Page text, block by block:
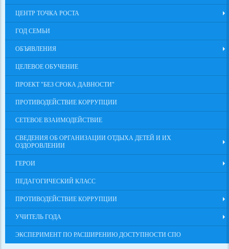
ЦЕНТР ТОЧКА РОСТА
ГОД СЕМЬИ
ОБЪЯВЛЕНИЯ
ЦЕЛЕВОЕ ОБУЧЕНИЕ
ПРОЕКТ "БЕЗ СРОКА ДАВНОСТИ"
ПРОТИВОДЕЙСТВИЕ КОРРУПЦИИ
СЕТЕВОЕ ВЗАИМОДЕЙСТВИЕ
СВЕДЕНИЯ ОБ ОРГАНИЗАЦИИ ОТДЫХА ДЕТЕЙ И ИХ
ОЗДОРОВЛЕНИИ
ГЕРОИ
ПЕДАГОГИЧЕСКИЙ КЛАСС
ПРОТИВОДЕЙСТВИЕ КОРРУПЦИИ
УЧИТЕЛЬ ГОДА
ЭКСПЕРИМЕНТ ПО РАСШИРЕНИЮ ДОСТУПНОСТИ СПО